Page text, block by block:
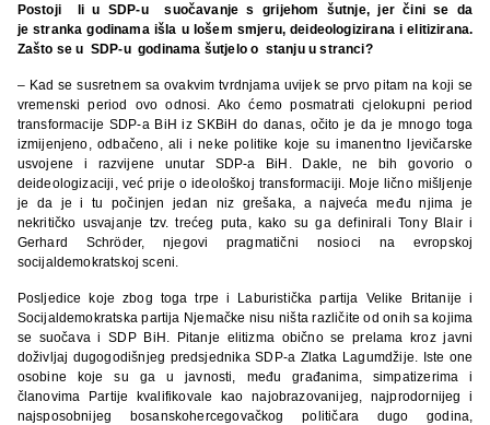
Postoji li u SDP-u suočavanje s grijehom šutnje, jer čini se da
je stranka godinama išla u lošem smjeru, deideologizirana i elitizirana.
Zašto se u SDP-u godinama šutjelo o stanju u stranci?
– Kad se susretnem sa ovakvim tvrdnjama uvijek se prvo pitam na koji se
vremenski period ovo odnosi. Ako ćemo posmatrati cjelokupni period
transformacije SDP-a BiH iz SKBiH do danas, očito je da je mnogo toga
izmijenjeno, odbačeno, ali i neke politike koje su imanentno ljevičarske
usvojene i razvijene unutar SDP-a BiH. Dakle, ne bih govorio o
deideologizaciji, već prije o ideološkoj transformaciji. Moje lično mišljenje
je da je i tu počinjen jedan niz grešaka, a najveća među njima je
nekritičko usvajanje tzv. trećeg puta, kako su ga definirali Tony Blair i
Gerhard Schröder, njegovi pragmatični nosioci na evropskoj
socijaldemokratskoj sceni.
Posljedice koje zbog toga trpe i Laburistička partija Velike Britanije i
Socijaldemokratska partija Njemačke nisu ništa različite od onih sa kojima
se suočava i SDP BiH. Pitanje elitizma obično se prelama kroz javni
doživljaj dugogodišnjeg predsjednika SDP-a Zlatka Lagumdžije. Iste one
osobine koje su ga u javnosti, među građanima, simpatizerima i
članovima Partije kvalifikovale kao najobrazovanijeg, najprodornijeg i
najsposobnijeg bosanskohercegovačkog političara dugo godina,